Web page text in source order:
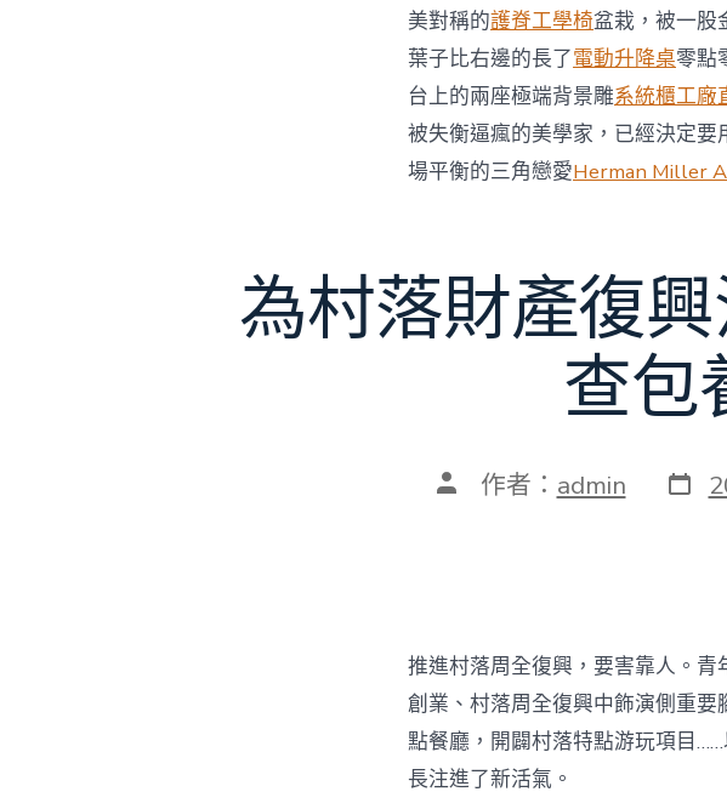
美對稱的護脊工學椅盆栽，被一股
葉子比右邊的長了電動升降桌零點
台上的兩座極端背景雕系統櫃工廠
被失衡逼瘋的美學家，已經決定要
場平衡的三角戀愛Herman Miller
為村落財產復
查包
文 作者： admin 發
表
推進村落周全復興，要害靠人。
創業、村落周全復興中飾演側重
點餐廳，開闢村落特點游玩項目
長注進了新活氣。